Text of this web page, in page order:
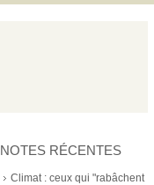
NOTES RÉCENTES
Climat : ceux qui "rabâchent